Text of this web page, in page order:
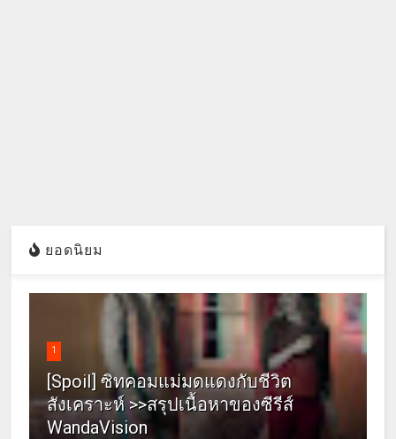
ยอดนิยม
1
[Spoil] ซิทคอมแม่มดแดงกับชีวิต
สังเคราะห์ >>สรุปเนื้อหาของซีรีส์
WandaVision